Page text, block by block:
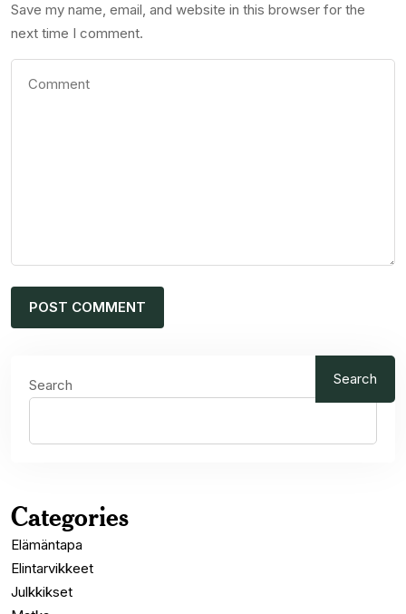
Save my name, email, and website in this browser for the
next time I comment.
Search Search
Categories
Elämäntapa
Elintarvikkeet
Julkkikset